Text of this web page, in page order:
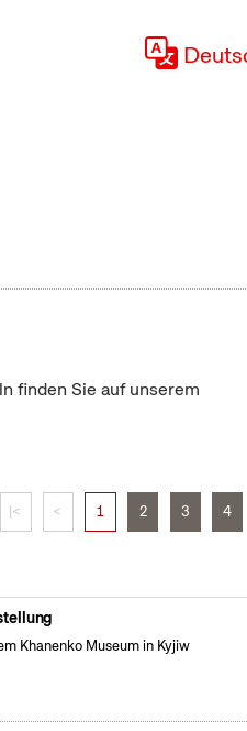
finden Sie auf unserem
|< < 1 2 3 4
Khanenko Museum in Kyjiw